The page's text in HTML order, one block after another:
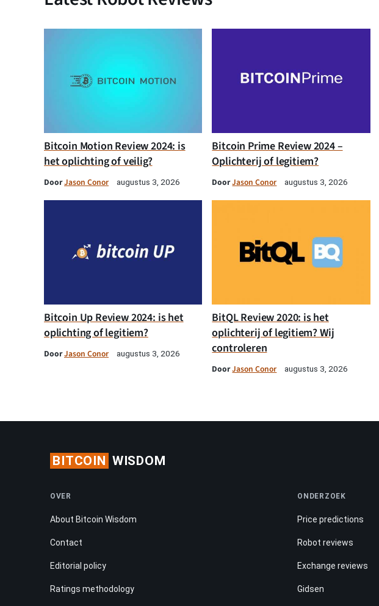
Bitcoin Motion Review 2024: is
het oplichting of veilig?
DoorJason Conor augustus 3, 2026
Bitcoin Prime Review 2024 –
Oplichterij of legitiem?
DoorJason Conor augustus 3, 2026
Bitcoin Up Review 2024: is het
oplichting of legitiem?
DoorJason Conor augustus 3, 2026
BitQL Review 2020: is het
oplichterij of legitiem? Wij
controleren
DoorJason Conor augustus 3, 2026
BITCOIN WISDOM
OVER
About Bitcoin Wisdom
Contact
Editorial policy
Ratings methodology
ONDERZOEK
Price predictions
Robot reviews
Exchange reviews
Gidsen